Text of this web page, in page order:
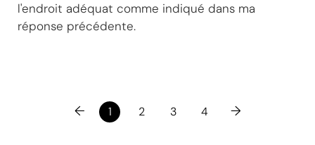
l'endroit adéquat comme indiqué dans ma
réponse précédente.
← 1 2 3 4 →